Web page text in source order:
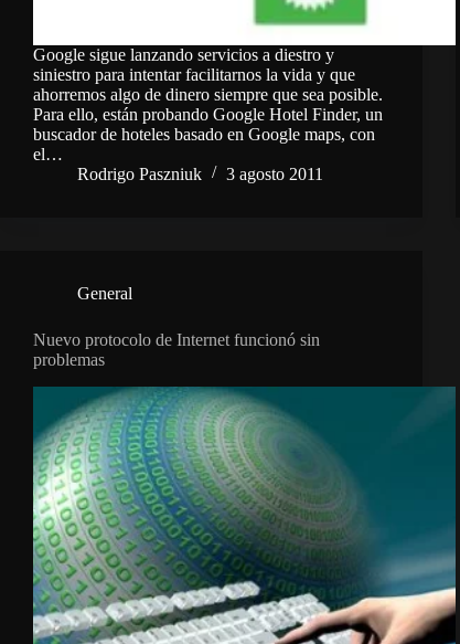
Google sigue lanzando servicios a diestro y
siniestro para intentar facilitarnos la vida y que
ahorremos algo de dinero siempre que sea posible.
Para ello, están probando Google Hotel Finder, un
buscador de hoteles basado en Google maps, con
el…
Rodrigo Paszniuk
3 agosto 2011
General
Nuevo protocolo de Internet funcionó sin
problemas